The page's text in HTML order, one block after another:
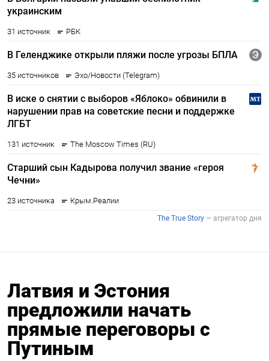
Латвия и Эстония
предложили начать
прямые переговоры с
Путиным